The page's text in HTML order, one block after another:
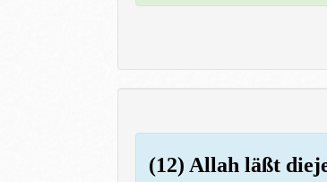
(12) Allah läßt